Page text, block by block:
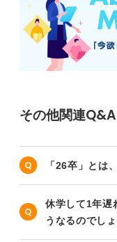
その他関連Q&A
「26卒」とは
休学して1年遅
うなるのでし